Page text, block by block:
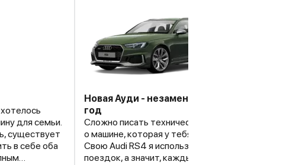
для семьи.
существует
в себе оба
Новая Ауди - незаменимый помощник
год
Сложно писать технически-содержательный
о машине, которая у тебя вызывает массу
Свою Audi RS4 я использую для ежедневных
поездок, а значит, каждый день получаю